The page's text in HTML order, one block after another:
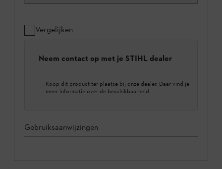
Vergelijken
Neem contact op met je STIHL dealer
Koop dit product ter plaatse bij onze dealer. Daar vind je
meer informatie over de beschikbaarheid.
Gebruiksaanwijzingen